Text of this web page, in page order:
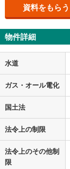
資料をもらう
物件詳細
水道
ガス・オール電化
国土法
法令上の制限
法令上のその他制
限